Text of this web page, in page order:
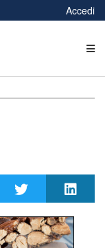
Accedi